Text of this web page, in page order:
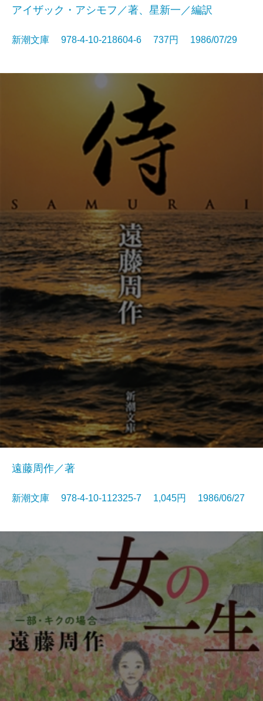
アイザック・アシモフ／著、星新一／編訳
新潮文庫 978-4-10-218604-6 737円 1986/07/29
遠藤周作／著
新潮文庫 978-4-10-112325-7 1,045円 1986/06/27